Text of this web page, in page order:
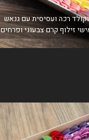
רכה ועסיסית עם גנאש
זילוף קרם צבעוני ופרחים